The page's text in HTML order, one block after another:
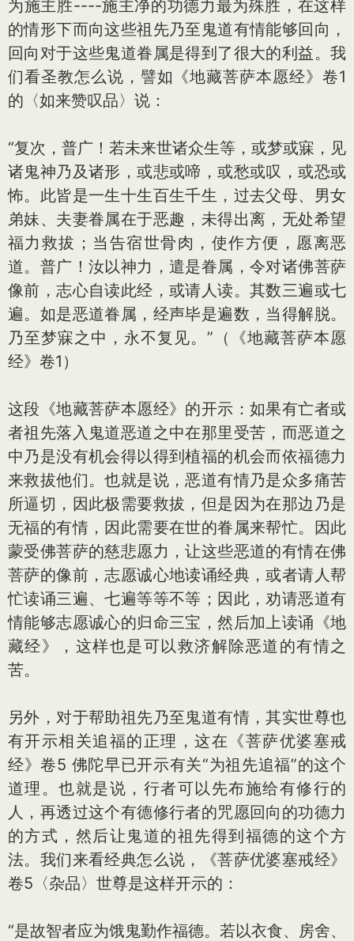
为施主胜----施主净的功德力最为殊胜，在这样
的情形下而向这些祖先乃至鬼道有情能够回向，
回向对于这些鬼道眷属是得到了很大的利益。我
们看圣教怎么说，譬如《地藏菩萨本愿经》卷1
的〈如来赞叹品〉说：
“复次，普广！若未来世诸众生等，或梦或寐，见
诸鬼神乃及诸形，或悲或啼，或愁或叹，或恐或
怖。此皆是一生十生百生千生，过去父母、男女
弟妹、夫妻眷属在于恶趣，未得出离，无处希望
福力救拔；当告宿世骨肉，使作方便，愿离恶
道。普广！汝以神力，遣是眷属，令对诸佛菩萨
像前，志心自读此经，或请人读。其数三遍或七
遍。如是恶道眷属，经声毕是遍数，当得解脱。
乃至梦寐之中，永不复见。”（《地藏菩萨本愿
经》卷1）
这段《地藏菩萨本愿经》的开示：如果有亡者或
者祖先落入鬼道恶道之中在那里受苦，而恶道之
中乃是没有机会得以得到植福的机会而依福德力
来救拔他们。也就是说，恶道有情乃是众多痛苦
所逼切，因此极需要救拔，但是因为在那边乃是
无福的有情，因此需要在世的眷属来帮忙。因此
蒙受佛菩萨的慈悲愿力，让这些恶道的有情在佛
菩萨的像前，志愿诚心地读诵经典，或者请人帮
忙读诵三遍、七遍等等不等；因此，劝请恶道有
情能够志愿诚心的归命三宝，然后加上读诵《地
藏经》，这样也是可以救济解除恶道的有情之
苦。
另外，对于帮助祖先乃至鬼道有情，其实世尊也
有开示相关追福的正理，这在《菩萨优婆塞戒
经》卷5 佛陀早已开示有关“为祖先追福”的这个
道理。也就是说，行者可以先布施给有修行的
人，再透过这个有德修行者的咒愿回向的功德力
的方式，然后让鬼道的祖先得到福德的这个方
法。我们来看经典怎么说，《菩萨优婆塞戒经》
卷5〈杂品〉世尊是这样开示的：
“是故智者应为饿鬼勤作福德。若以衣食、房舍、